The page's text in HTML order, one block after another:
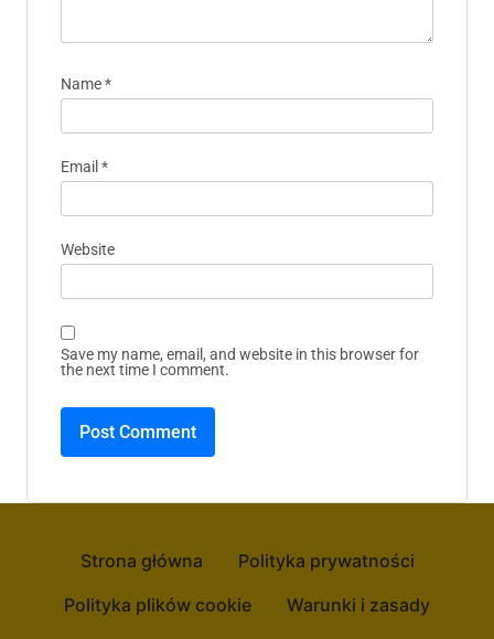
Name*
Email *
Website
Save my name, email, and website in this browser for
the next time I comment.
Strona główna
Polityka prywatności
Polityka plików cookie
Warunki i zasady